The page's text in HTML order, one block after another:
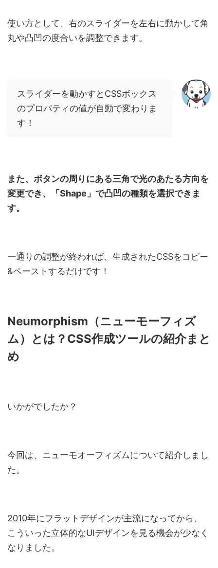
使い方として、右のスライダーを左右に動かして角
丸や凸凹の度合いを調整できます。
スライダーを動かすとCSSボックス
のプロパティの値が自動で変わりま
す！
また、ボタンの周りにある三角で光のあたる方向を
変更でき、「Shape」で凸凹の種類を選択できま
す。
一通りの調整が終われば、生成されたCSSをコピー
&ペーストするだけです！
Neumorphism（ニューモーフィズ
ム）とは？CSS作成ツールの紹介まと
め
いかがでしたか？
今回は、ニューモオーフィズムについて紹介しまし
た。
2010年にフラットデザインが主流になってから、
こういった立体的なUIデザインを見る機会が少なく
なりました。